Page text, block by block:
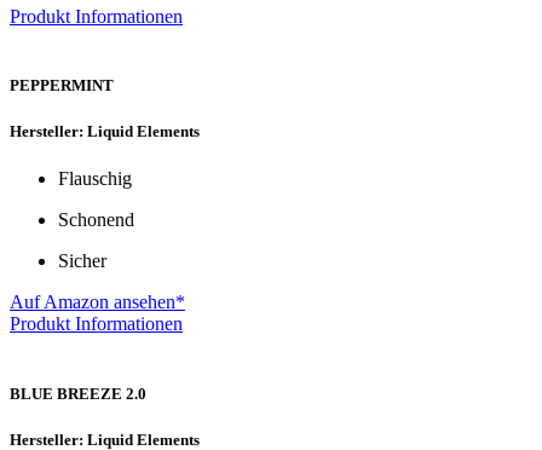
Produkt Informationen
PEPPERMINT
Hersteller: Liquid Elements
Flauschig
Schonend
Sicher
Auf Amazon ansehen*
Produkt Informationen
BLUE BREEZE 2.0
Hersteller: Liquid Elements